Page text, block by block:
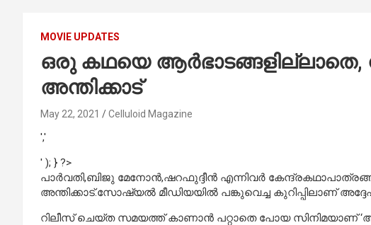
MOVIE UPDATES
ഒരു കഥയെ ആര്‍ഭാടങ്ങളില്ലാതെ,
അന്തിക്കാട്
May 22, 2021 Celluloid Magazine
','
' ); } ?>
പാര്‍വതി,ബിജു മേനോന്‍,ഷറഫുദ്ദീന്‍ എന്നിവര്‍
അന്തിക്കാട്.സോഷ്യല്‍ മീഡിയയില്‍ പങ്കുവെച്ച കുറിപ്പിലാണ്
റിലീസ് ചെയ്ത സമയത്ത് കാണാന്‍ പറ്റാതെ പോയ സിനിമയാണ്